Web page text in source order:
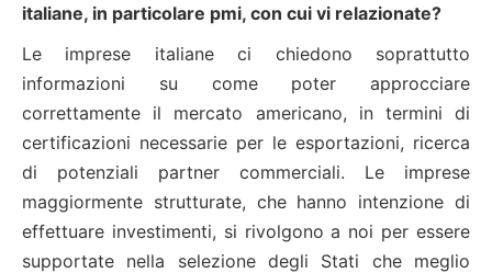
italiane, in particolare pmi, con cui vi relazionate?
Le imprese italiane ci chiedono soprattutto
informazioni su come poter approcciare
correttamente il mercato americano, in termini di
certificazioni necessarie per le esportazioni, ricerca
di potenziali partner commerciali. Le imprese
maggiormente strutturate, che hanno intenzione di
effettuare investimenti, si rivolgono a noi per essere
supportate nella selezione degli Stati che meglio